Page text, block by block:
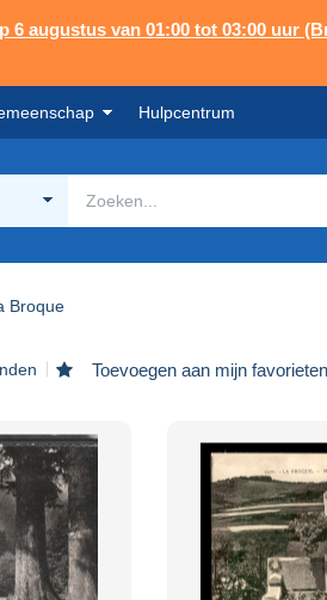
6 augustus van 01:00 tot 03:00 uur
Hulpcentrum
Broque
Toevoegen aan mijn favorieten